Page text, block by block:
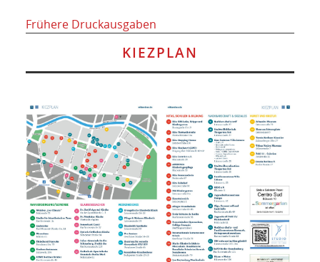
Frühere Druckausgaben
KIEZPLAN